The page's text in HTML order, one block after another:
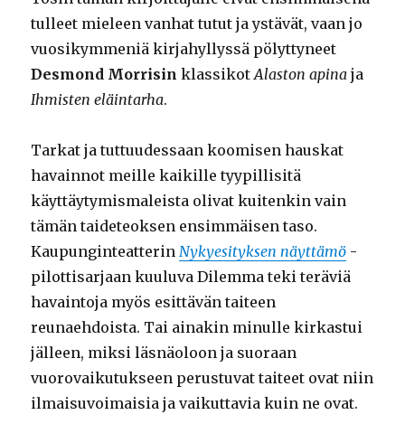
tulleet mieleen vanhat tutut ja ystävät, vaan jo
vuosikymmeniä kirjahyllyssä pölyttyneet
Desmond Morrisin klassikotAlaston apina ja
Ihmisten eläintarha.
Tarkat ja tuttuudessaan koomisen hauskat
havainnot meille kaikille tyypillisitä
käyttäytymismaleista olivat kuitenkin vain
tämän taideteoksen ensimmäisen taso.
Kaupunginteatterin Nykyesityksen näyttämö -
pilottisarjaan kuuluva Dilemma teki teräviä
havaintoja myös esittävän taiteen
reunaehdoista. Tai ainakin minulle kirkastui
jälleen, miksi läsnäoloon ja suoraan
vuorovaikutukseen perustuvat taiteet ovat niin
ilmaisuvoimaisia ja vaikuttavia kuin ne ovat.